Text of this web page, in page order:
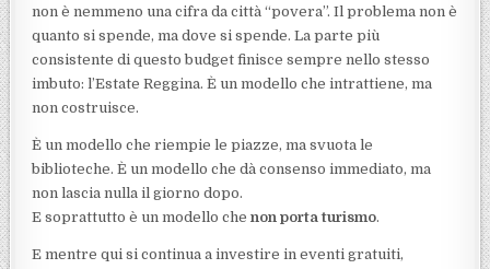
non è nemmeno una cifra da città “povera”. Il problema non è
quanto si spende, ma dove si spende. La parte più
consistente di questo budget finisce sempre nello stesso
imbuto: l’Estate Reggina. È un modello che intrattiene, ma
non costruisce.
È un modello che riempie le piazze, ma svuota le
biblioteche. È un modello che dà consenso immediato, ma
non lascia nulla il giorno dopo.
E soprattutto è un modello chenon porta turismo.
E mentre qui si continua a investire in eventi gratuiti,